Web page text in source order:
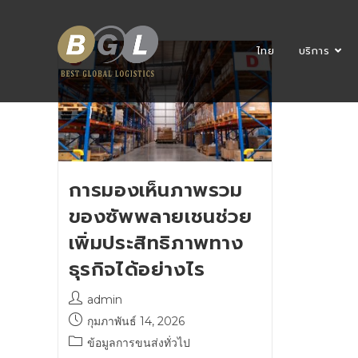
ไทย บริการ
การมองเห็นภาพรวม
ของซัพพลายเชนช่วย
เพิ่มประสิทธิภาพทาง
ธุรกิจได้อย่างไร
admin
กุมภาพันธ์ 14, 2026
ข้อมูลการขนส่งทั่วไป